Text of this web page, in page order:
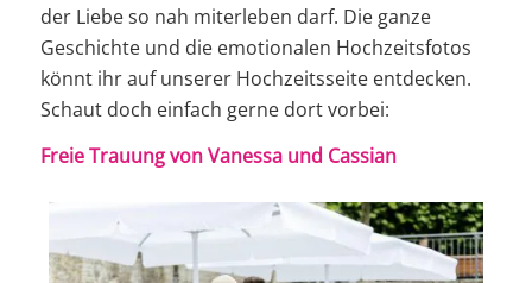
der Liebe so nah miterleben darf. Die ganze
Geschichte und die emotionalen Hochzeitsfotos
könnt ihr auf unserer Hochzeitsseite entdecken.
Schaut doch einfach gerne dort vorbei:
Freie Trauung von Vanessa und Cassian